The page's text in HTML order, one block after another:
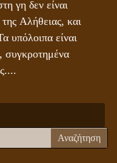
γη δεν είναι
Αλήθειας, και
υπόλοιπα είναι
συγκροτημένα
Αναζήτηση